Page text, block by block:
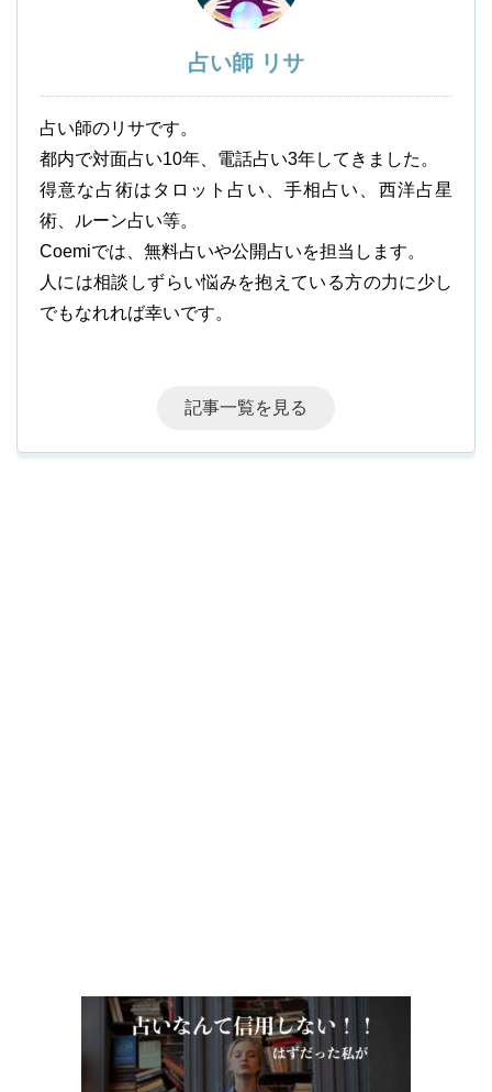
占い師 リサ
占い師のリサです。
都内で対面占い10年、電話占い3年してきました。
得意な占術はタロット占い、手相占い、西洋占星
術、ルーン占い等。
Coemiでは、無料占いや公開占いを担当します。
人には相談しずらい悩みを抱えている方の力に少し
でもなれれば幸いです。
記事一覧を見る